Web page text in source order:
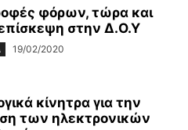
φόρων, τώρα και
στην Δ.Ο.Υ
19/02/2020
κίνητρα για την
των ηλεκτρονικών